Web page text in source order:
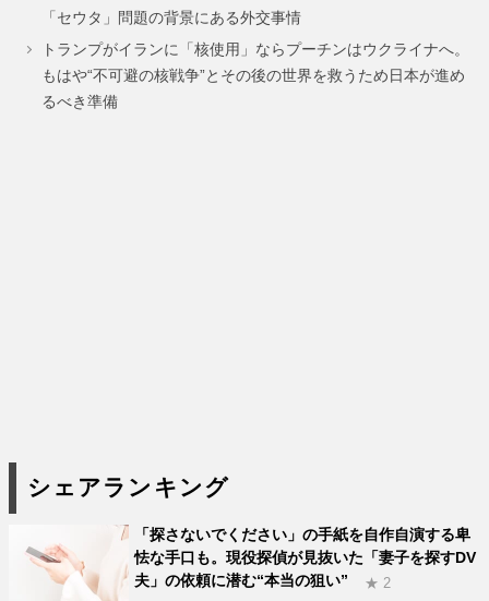
「セウタ」問題の背景にある外交事情
トランプがイランに「核使用」ならプーチンはウクライナへ。
もはや“不可避の核戦争”とその後の世界を救うため日本が進め
るべき準備
シェアランキング
「探さないでください」の手紙を自作自演する卑
怯な手口も。現役探偵が見抜いた「妻子を探すDV
夫」の依頼に潜む“本当の狙い”
★ 2